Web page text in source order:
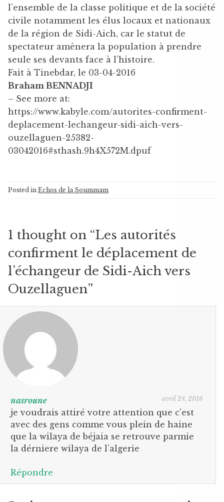
l’ensemble de la classe politique et de la société
civile notamment les élus locaux et nationaux
de la région de Sidi-Aich, car le statut de
spectateur amènera la population à prendre
seule ses devants face à l’histoire.
Fait à Tinebdar, le 03-04-2016
Braham BENNADJI
– See more at:
https://www.kabyle.com/autorites-confirment-
deplacement-lechangeur-sidi-aich-vers-
ouzellaguen-25382-
03042016#sthash.9h4X572M.dpuf
Posted in Echos de la Soummam
1 thought on “Les autorités
confirment le déplacement de
l’échangeur de Sidi-Aich vers
Ouzellaguen”
nasroune avril 24, 2016
je voudrais attiré votre attention que c’est
avec des gens comme vous plein de haine
que la wilaya de béjaia se retrouve parmie
la dérniere wilaya de l’algerie
Répondre